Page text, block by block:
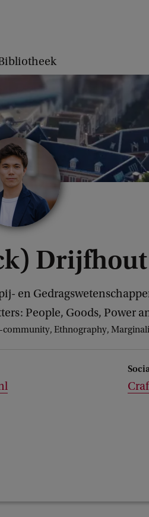
Drijfhout
en
People, Goods, Power
Ethnography,